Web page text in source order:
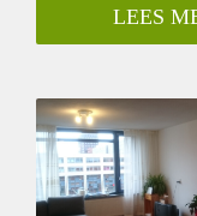
kitchen is fully
freezer, magnetron,
apartment has
Common areas are
unfurnished. There
transport and
LEES